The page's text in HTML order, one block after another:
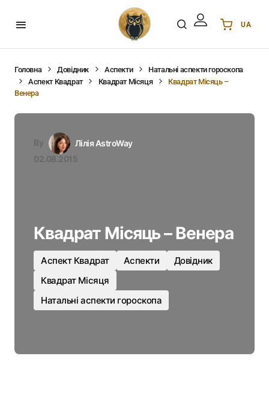
UA
DE Deutsch
Головна Довідник Аспекти
Натальні аспекти гороскопа
Аспект Квадрат
Квадрат Місяця
Квадрат Місяць –
Венера
By
Лілія AstroWay
02.08.2015
Квадрат Місяць – Венера
Аспект Квадрат Аспекти
Довідник
Квадрат Місяця
Натальні аспекти гороскопа